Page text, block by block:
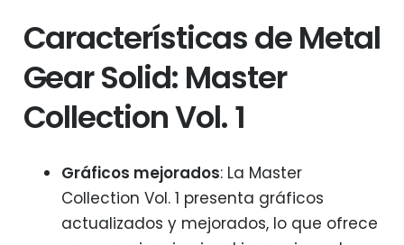
Características de Metal
Gear Solid: Master
Collection Vol. 1
Gráficos mejorados: La Master
Collection Vol. 1 presenta gráficos
actualizados y mejorados, lo que ofrece